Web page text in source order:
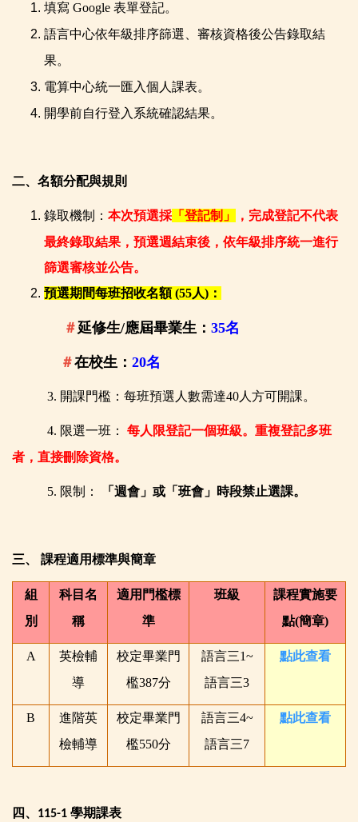
填寫 Google 表單登記。
語言中心依年級排序篩選、審核資格後公告錄取結
果。
電算中心統一匯入個人課表。
開學前自行登入系統確認結果。
二、 名額分配與規則
錄取機制： 本次預選採 「登記制」
，完成登記不代表
最終錄取結果，預選週結束後， 依年級排序統一進行
篩選審核並公告。
預選期間每班招收名額 (55人)：
＃延修生/應屆畢業生： 35名
＃在校生： 20名
3. 開課門檻：每班預選人數需達40人方可開課。
4. 限選一班： 每人限登記一個班級。重複登記多班
者，直接刪除資格。
5. 限制： 「週會」或「班會」時段禁止選課。
三、 課程適用標準與簡章
組
別
科目名
稱
適用門檻標
準
班級
課程實施要
點(簡章)
A
英檢輔
導
校定畢業門
檻387分
語言三1~
語言三3
點此查看
B
進階英
檢輔導
校定畢業門
檻550分
語言三4~
語言三7
點此查看
四、 115-1 學期課表